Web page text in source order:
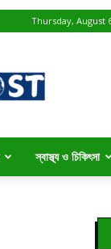
Thursday, August
স্বাস্থ্য ও চিকিৎসা